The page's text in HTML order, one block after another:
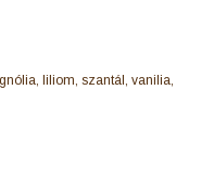
liliom, szantál, vanilia,